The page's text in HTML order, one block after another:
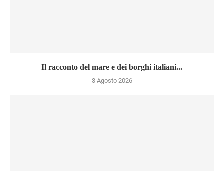
Il racconto del mare e dei borghi italiani...
3 Agosto 2026